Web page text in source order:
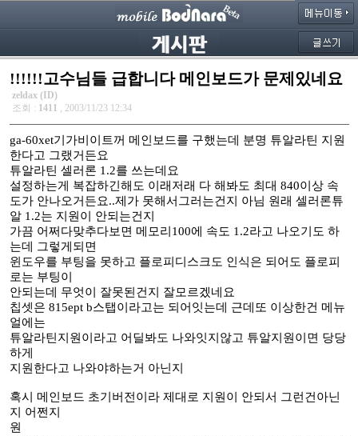
!!!!!!고수님들 급합니다 메인보드가 문제있네요
zeldax (ID)
조회 : 1411 , 2003/11/23 12:34
ga-60xet기가비이트꺼 메인보드를 구했는데 분명 튜알라틴 지원
한다고 그랬거든요
튜알라틴 셀러론 1.2를 쓰는데요
설정하는게 복잡하긴해도 이래저래 다 해봐도 최대 840이상 속
도가 안나오거든요..제가 못해서그러는건지 아님 원래 셀러론튜
알 1.2는 지원이 안되는건지
가끔 어쩌다맞추다보면 메모리100에 속도 1.2라고 나오기도 하
는데 그렇게되면
윈도우를 부팅을 못하고 플로피디스크도 인식은 되어도 플로피
로는 부팅이
안되는데 무엇이 잘못된건지 잘모르겠네요
칩셋은 815ept b스탭이라고는 되어잇는데 근데또 이상한건 메뉴
얼에는
튜알라틴지원이라고 어딜봐도 나와잇지않고 튜알지원이면 당당
하게
지원한다고 나와야하는거 아닌지
혹시 메인보드 초기버전이라 제대로 지원이 안되서 그런건아닌
지 어쩐지
원